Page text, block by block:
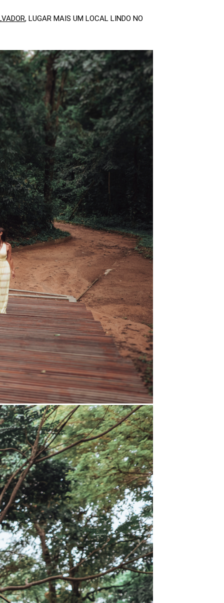
, LUGAR MAIS UM LOCAL LINDO NO